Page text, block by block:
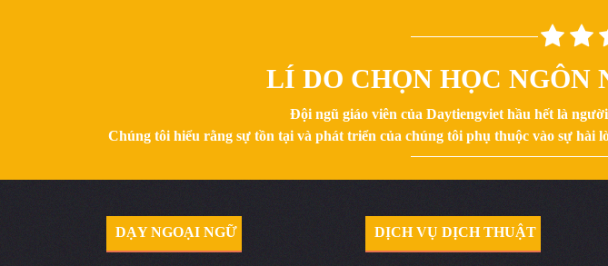
LÍ DO CHỌN HỌC NGÔN
Đội ngũ giáo viên của Daytiengviet hầu hết là
Chúng tôi hiểu rằng sự tồn tại và phát triển của chúng tôi phụ thuộc vào sự
DẠY NGOẠI NGỮ DỊCH VỤ DỊCH THUẬT